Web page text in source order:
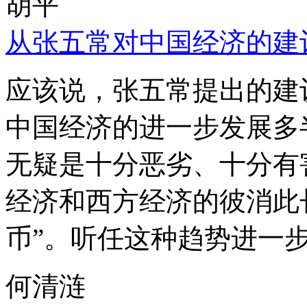
从张五常对中国经济的
应该说，张五常提出的
中国经济的进一步发展
无疑是十分恶劣、十分
经济和西方经济的彼消
币”。听任这种趋势进一
何清涟